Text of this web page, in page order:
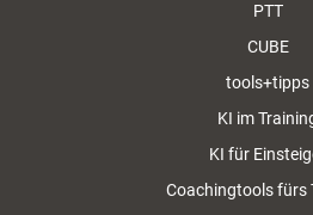
PTT
CUBE
tools+tipps
KI im
KI für
Coachingtools fürs